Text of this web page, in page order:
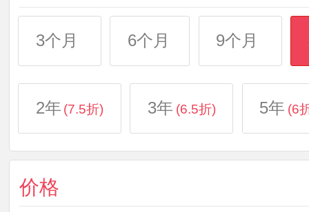
3个月 6个月 9个月
2年 (7.5折) 3年 (6.5折) 5年 (6
价格